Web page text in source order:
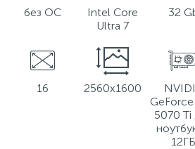
без ОС
Intel Core
Ultra 7
32
16 2560x1600
GeForce
5070 Ti
12ГБ